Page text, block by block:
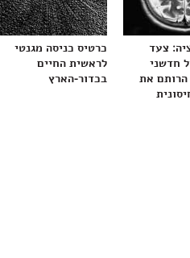
צעד
חדשני
הרותם את
כרטיס כניסה מגנטי
לראשית החיים
בכדור-הארץ